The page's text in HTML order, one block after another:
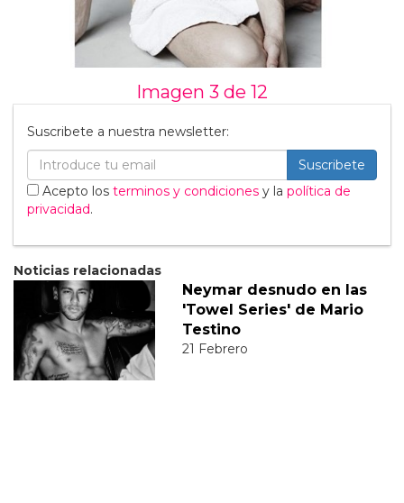
Imagen 3 de 12
Suscribete a nuestra newsletter:
Suscribete
Acepto los terminos y condiciones y la política de
privacidad.
Noticias relacionadas
Neymar desnudo en las
'Towel Series' de Mario
Testino
21 Febrero